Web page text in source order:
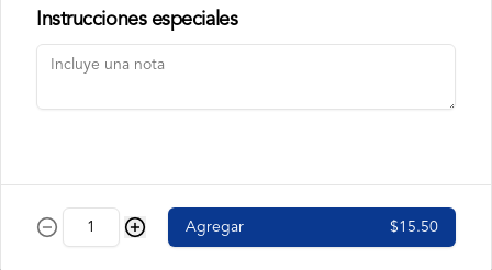
$9.95
Instrucciones especiales
Agregar $15.50